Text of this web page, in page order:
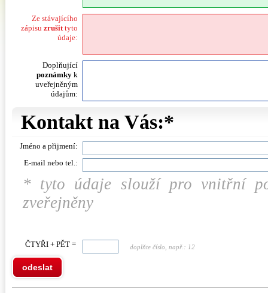
Ze stávajícího
zápisu zrušittyto
údaje:
Doplňující
poznámky k
uveřejněným
údajům:
Kontakt na Vás:*
Jméno a přijmení:
E-mail nebo tel.:
* tyto údaje slouží pro vnitřní
zveřejněny
ČTYŘI + PĚT = doplňte číslo, např.: 12
odeslat